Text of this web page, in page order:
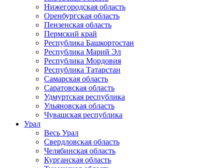
Нижегородская область
Оренбургская область
Пензенская область
Пермский край
Республика Башкортостан
Республика Марий Эл
Республика Мордовия
Республика Татарстан
Самарская область
Саратовская область
Удмуртская республика
Ульяновская область
Чувашская республика
Урал
Весь Урал
Свердловская область
Челябинская область
Курганская область